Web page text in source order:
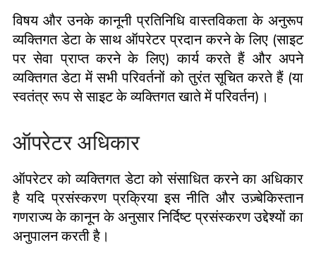
विषय और उनके कानूनी प्रतिनिधि वास्तविकता के अनुरूप
व्यक्तिगत डेटा के साथ ऑपरेटर प्रदान करने के लिए (साइट
पर सेवा प्राप्त करने के लिए) कार्य करते हैं और अपने
व्यक्तिगत डेटा में सभी परिवर्तनों को तुरंत सूचित करते हैं (या
स्वतंत्र रूप से साइट के व्यक्तिगत खाते में परिवर्तन)।
ऑपरेटर अधिकार
ऑपरेटर को व्यक्तिगत डेटा को संसाधित करने का अधिकार
है यदि प्रसंस्करण प्रक्रिया इस नीति और उज़्बेकिस्तान
गणराज्य के कानून के अनुसार निर्दिष्ट प्रसंस्करण उद्देश्यों का
अनुपालन करती है।